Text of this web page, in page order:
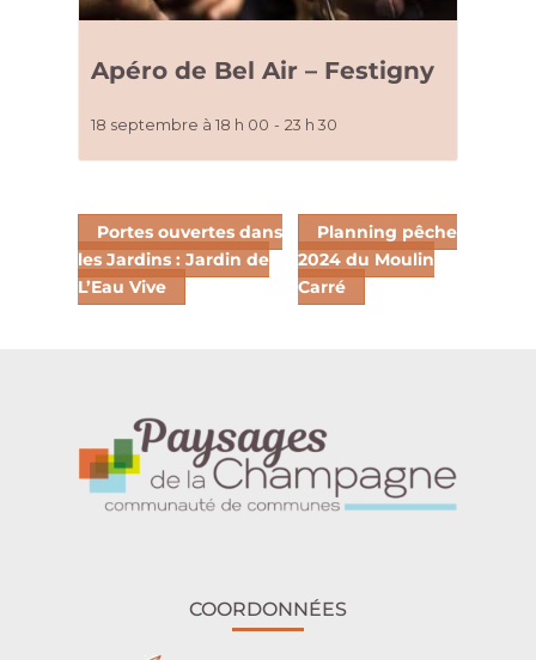
Apéro de Bel Air – Festigny
18 septembre à 18 h 00 - 23 h 30
Portes ouvertes dans
les Jardins : Jardin de
L’Eau Vive
Planning pêche
2024 du Moulin
Carré
COORDONNÉES